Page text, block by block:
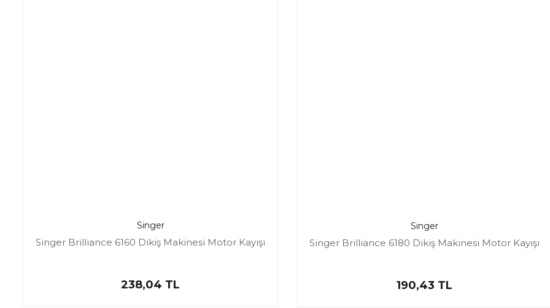
Singer
Singer Brilliance 6160 Dikiş Makinesi Motor Kayışı
238,04 TL
Singer
Singer Brilliance 6180 Dikiş Makinesi Motor Kayışı
190,43 TL